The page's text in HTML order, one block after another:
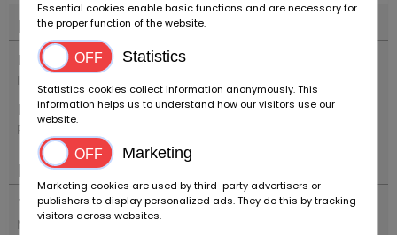
Localisation
Pays
Italie
Emplacement
Reggio Emilia
Important
Types de véhicules
Motocyclettes
Essential cookies enable basic functions and are necessary for
the proper function of the website.
Statistics
Statistics cookies collect information anonymously. This
information helps us to understand how our visitors use our
website.
Marketing
Marketing cookies are used by third-party advertisers or
publishers to display personalized ads. They do this by tracking
visitors across websites.